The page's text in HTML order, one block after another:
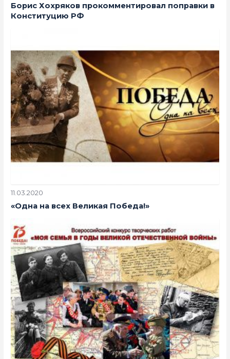
Борис Хохряков прокомментировал поправки в
Конституцию РФ
11.03.2020
«Одна на всех Великая Победа!»